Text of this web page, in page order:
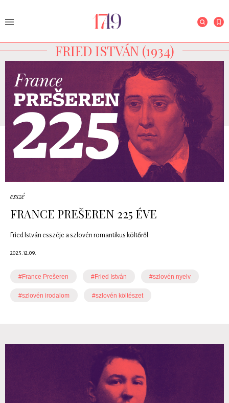
FRIED ISTVÁN (1934)
esszé
FRANCE PREŠEREN 225 ÉVE
Fried István esszéje a szlovén romantikus költőről.
2025.12.09.
#France Prešeren #Fried István #szlovén nyelv
#szlovén irodalom #szlovén költészet